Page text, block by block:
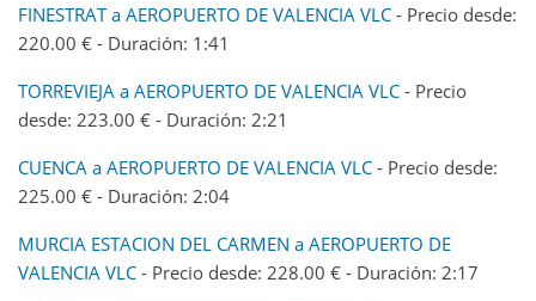
FINESTRAT a AEROPUERTO DE VALENCIA VLC - Precio desde:
220.00 € - Duración: 1:41
TORREVIEJA a AEROPUERTO DE VALENCIA VLC - Precio
desde: 223.00 € - Duración: 2:21
CUENCA a AEROPUERTO DE VALENCIA VLC - Precio desde:
225.00 € - Duración: 2:04
MURCIA ESTACION DEL CARMEN a AEROPUERTO DE
VALENCIA VLC - Precio desde: 228.00 € - Duración: 2:17